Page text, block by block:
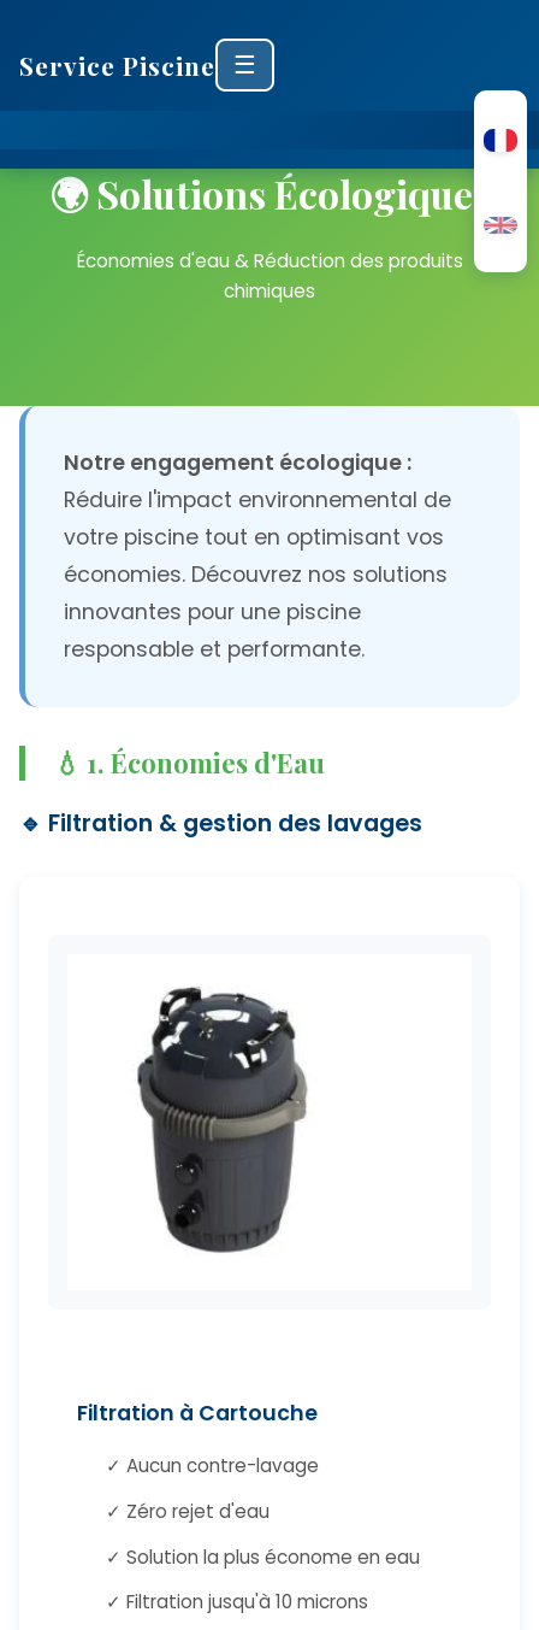
Service Piscine ☰
🏠 Accueil
Écologiques
→ Couvertures d'Hivernage
→ Bâches à Bulles
🛡️ Sécurité
❄️ Hivernage Actif/Passif
🌍 Zone d'Intervention
🌍 Solutions Écologiques
Économies d'eau & Réduction des produits
chimiques
Notre engagement écologique :
Réduire l'impact environnemental de
votre piscine tout en optimisant vos
économies. Découvrez nos solutions
innovantes pour une piscine
responsable et performante.
💧 1. Économies d'Eau
🔹 Filtration & gestion des lavages
Filtration à Cartouche
✓ Aucun contre-lavage
✓ Zéro rejet d'eau
✓ Solution la plus économe en eau
✓ Filtration jusqu'à 10 microns